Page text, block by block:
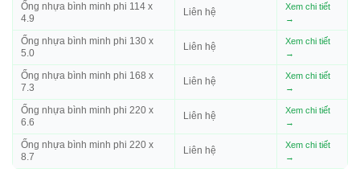
Ống nhựa bình minh phi 114 x
4.9
Liên hệ
Xem chi tiết
→
Ống nhựa bình minh phi 130 x
5.0
Liên hệ
Xem chi tiết
→
Ống nhựa bình minh phi 168 x
7.3
Liên hệ
Xem chi tiết
→
Ống nhựa bình minh phi 220 x
6.6
Liên hệ
Xem chi tiết
→
Ống nhựa bình minh phi 220 x
8.7
Liên hệ
Xem chi tiết
→